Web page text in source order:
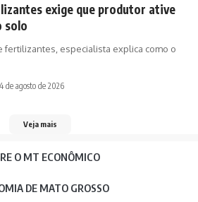
exige que produtor ative
solo
fertilizantes, especialista explica como o
de agosto de 2026
Veja mais
O MT ECONÔMICO
DE MATO GROSSO